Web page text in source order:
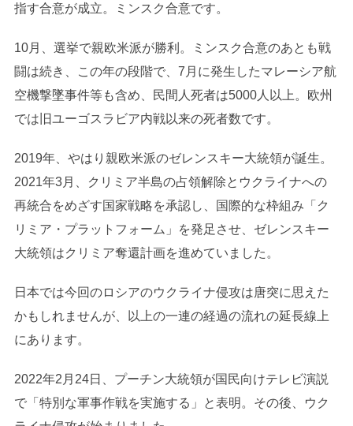
指す合意が成立。ミンスク合意です。
10月、選挙で親欧米派が勝利。ミンスク合意のあとも戦
闘は続き、この年の段階で、7月に発生したマレーシア航
空機撃墜事件等も含め、民間人死者は5000人以上。欧州
では旧ユーゴスラビア内戦以来の死者数です。
2019年、やはり親欧米派のゼレンスキー大統領が誕生。
2021年3月、クリミア半島の占領解除とウクライナへの
再統合をめざす国家戦略を承認し、国際的な枠組み「ク
リミア・プラットフォーム」を発足させ、ゼレンスキー
大統領はクリミア奪還計画を進めていました。
日本では今回のロシアのウクライナ侵攻は唐突に思えた
かもしれませんが、以上の一連の経過の流れの延長線上
にあります。
2022年2月24日、プーチン大統領が国民向けテレビ演説
で「特別な軍事作戦を実施する」と表明。その後、ウク